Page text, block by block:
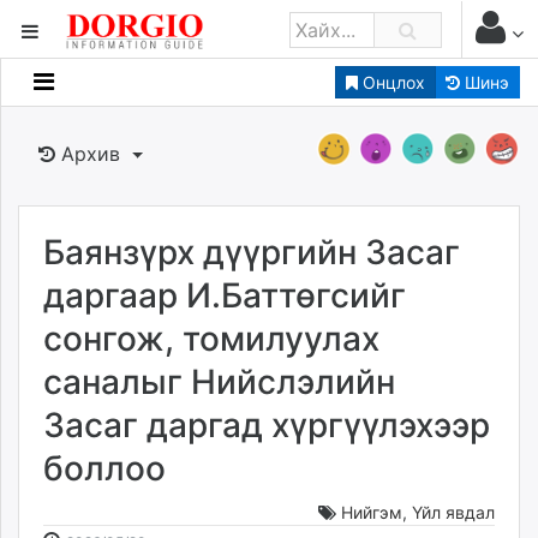
Онцлох Шинэ
Мэдээллийн
Банк санхүү
Бизнес ААН
Төрийн
Нийслэлийн
dorgio.mn
Gogo.mn
news.mn
zindaa.mn
tovch.mn
Архив
Баянзүрх дүүргийн Засаг
даргаар И.Баттөгсийг
сонгож, томилуулах
саналыг Нийслэлийн
Засаг даргад хүргүүлэхээр
боллоо
Нийгэм, Үйл явдал